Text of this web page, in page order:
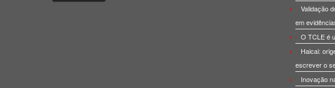
Validação
em
O TCLE é
Haicai:
escrever o
Inovação